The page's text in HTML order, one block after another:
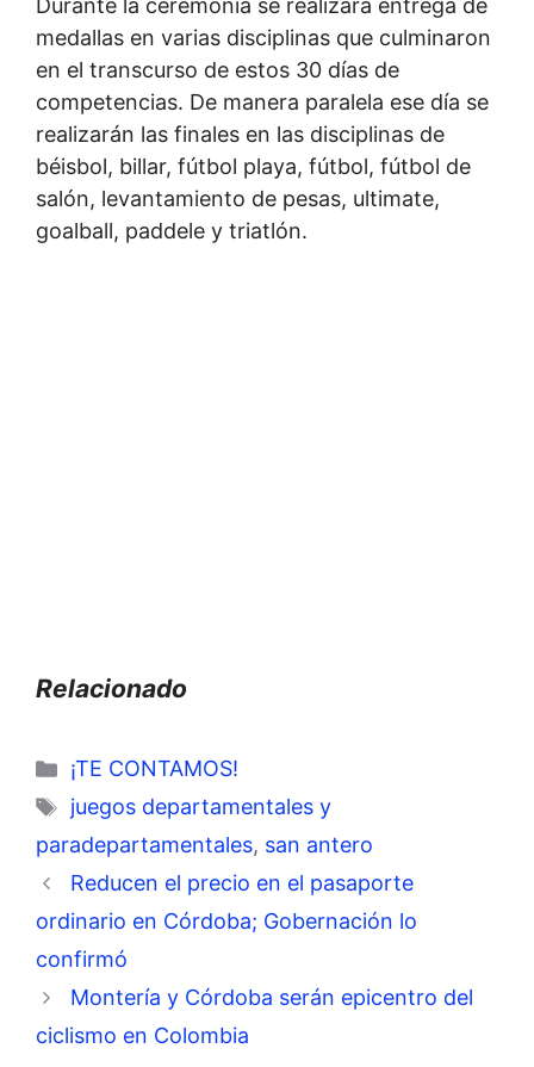
Durante la ceremonia se realizará entrega de
medallas en varias disciplinas que culminaron
en el transcurso de estos 30 días de
competencias. De manera paralela ese día se
realizarán las finales en las disciplinas de
béisbol, billar, fútbol playa, fútbol, fútbol de
salón, levantamiento de pesas, ultimate,
goalball, paddele y triatlón.
Relacionado
Categorías
¡TE CONTAMOS!
Etiquetas
juegos departamentales y
paradepartamentales, san antero
Reducen el precio en el pasaporte
ordinario en Córdoba; Gobernación lo
confirmó
Montería y Córdoba serán epicentro del
ciclismo en Colombia